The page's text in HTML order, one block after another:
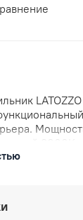
станет